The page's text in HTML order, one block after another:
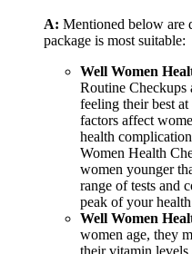
A: Mentioned below are
package is most suitable:
Well Women
Routine Checkups
feeling their best
factors affect
health
Women Health
women younger
range of tests and
peak of your
Well Women
women age, they
their vitamin levels